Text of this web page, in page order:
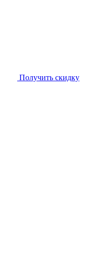
Получить скидку